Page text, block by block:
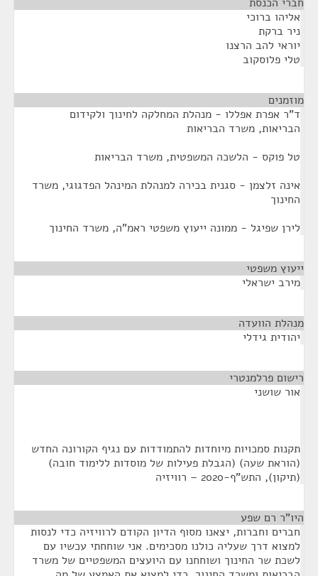
אליהו ברוכי
ניר ברקת
יוראי להב הרצנו
טלי פלוסקוב
מוזמנים
ד"ר אפרת אפללו - מנהלת המחלקה לחינוך ולקידום
הבריאות, משרד הבריאות
טל פוקס - הלשכה המשפטית, משרד הבריאות
אינה זלצמן - סגנית בכירה למנהלת המינהל הפדגוגי, משרד
החינוך
לירן שפיגל - ממונה ייעוץ משפטי ראמ"ה, משרד החינוך
ייעוץ משפטי
מירב ישראלי
מנהלת הוועדה
יהודית גידלי
רישום פרלמנטרי
אור שושני
תקנות סמכויות מיוחדות להתמודדות עם נגיף הקורונה החדש
(הוראת שעה) (הגבלת פעילות של מוסדות ללימוד חובה)
(תיקון), התש"ף-2020 – רוויזיה
היו"ר רם שפע
חברים וחברות, יצאנו מסוף הדיון הקודם לרוויזיה כדי לנסות
למצוא דרך שעליה כולנו מסכימים. אני שוחחתי עכשיו עם
לשכת שר החינוך ושוחחנו עם היועצים המשפטיים של משרד